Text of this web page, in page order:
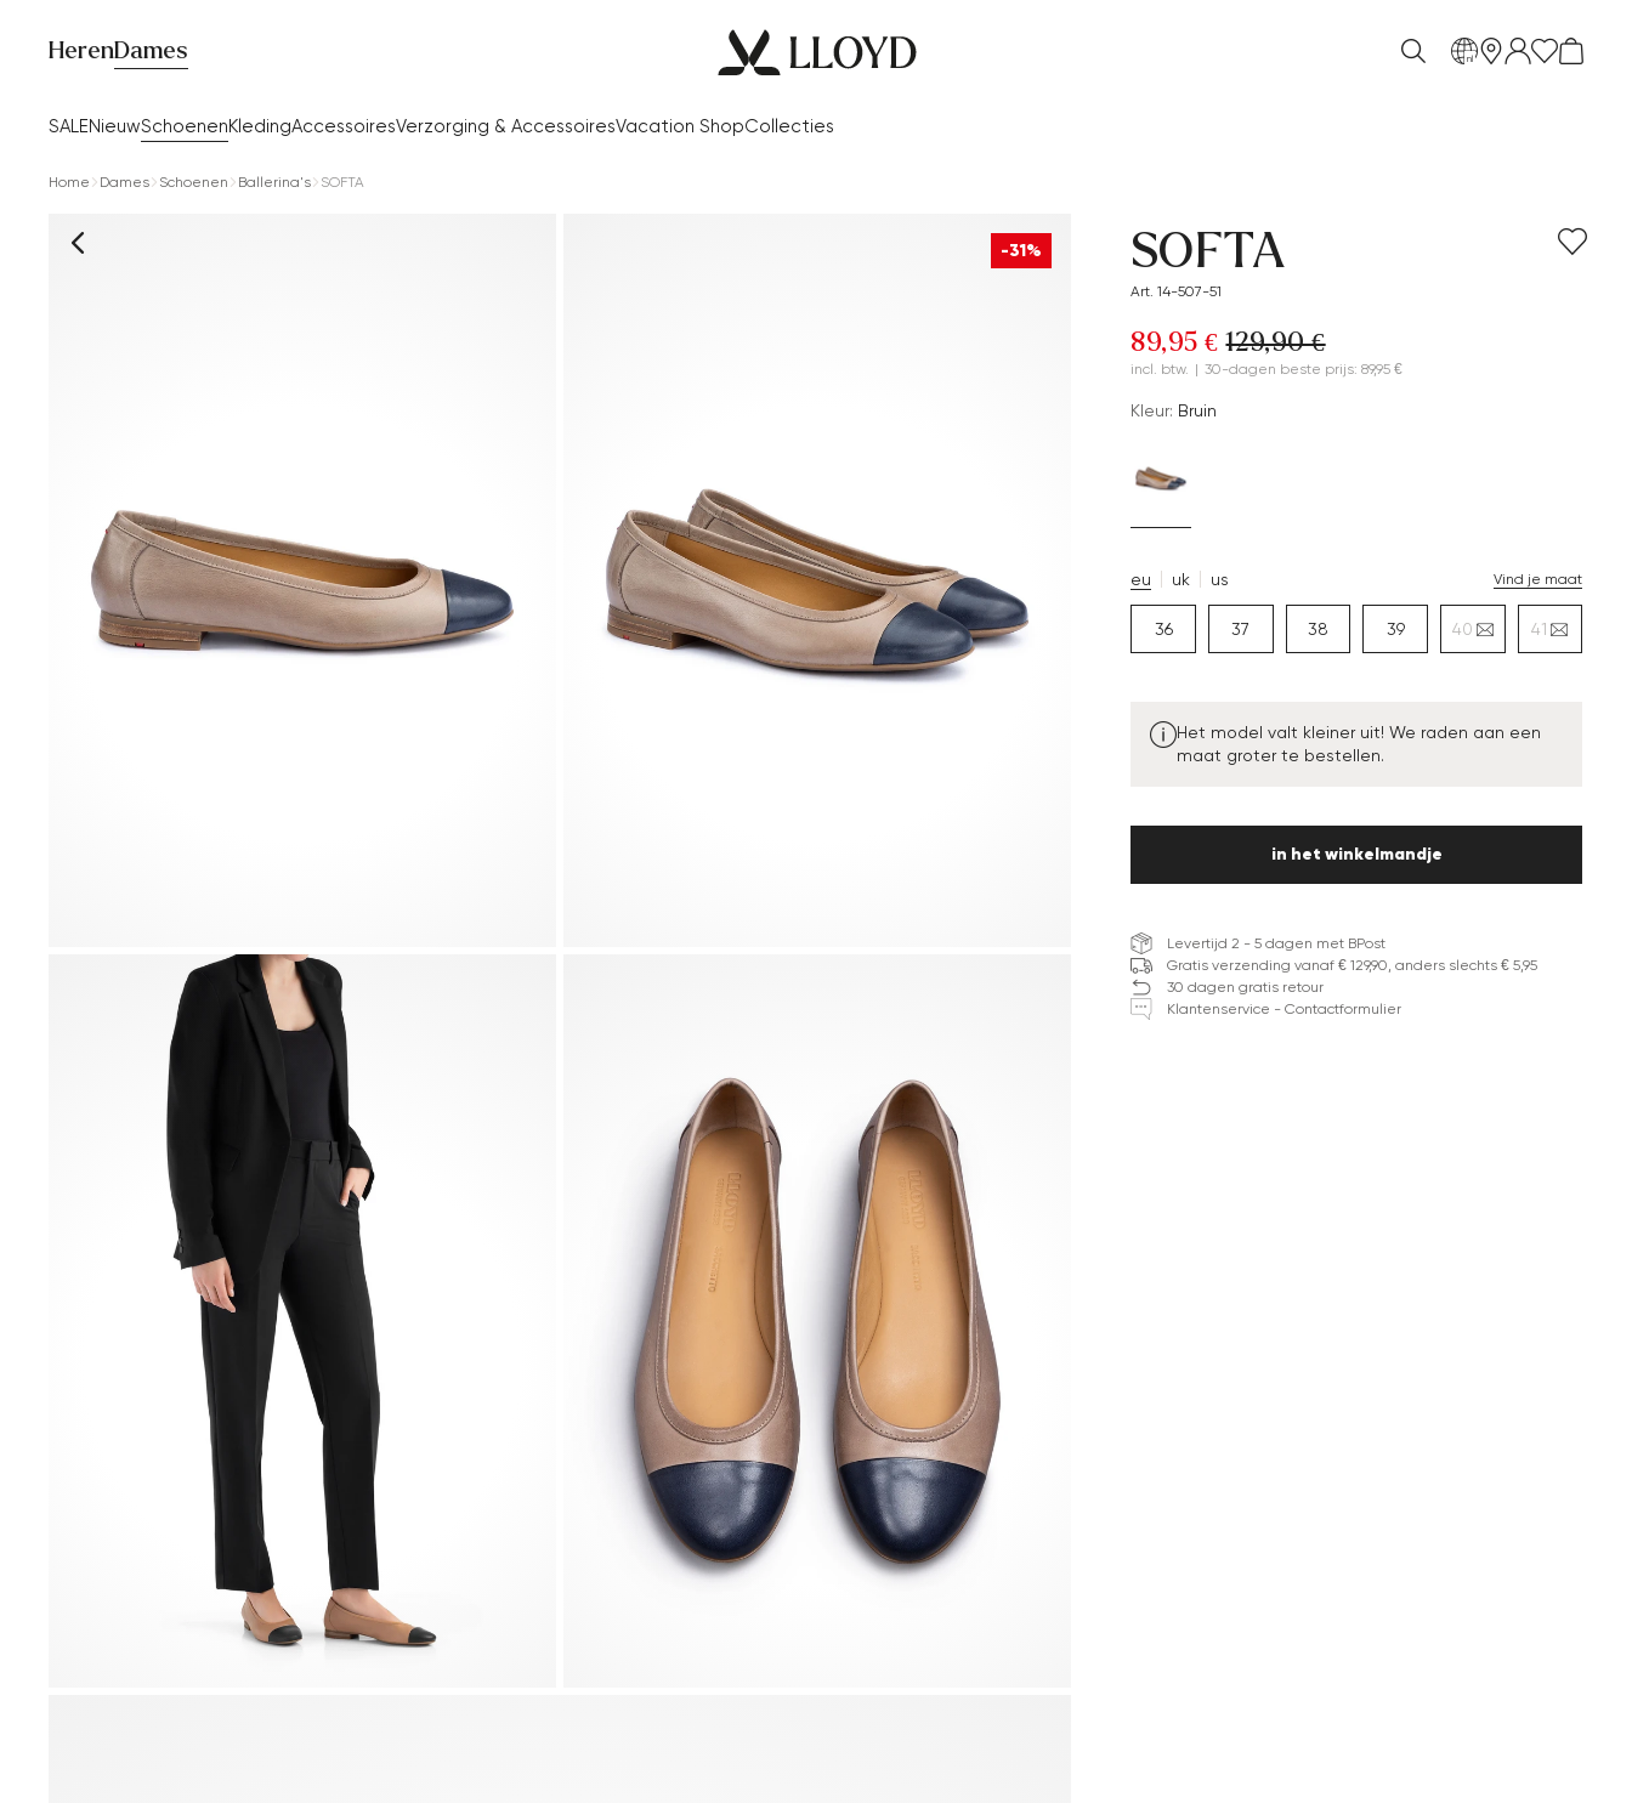
HerenDames
SALENieuwSchoenenKledingAccessoiresVerzorging & AccessoiresVacation ShopCollecties
nl
Home Dames Schoenen Ballerina's SOFTA
-31% SOFTA
Art. 14-507-51
89,95 € 129,90 €
incl. btw. | 30-dagen beste prijs: 89,95 €
Kleur: Bruin
eu uk us Vind je maat
36 37 38 39 40 41
Het model valt kleiner uit! We raden aan een
maat groter te bestellen.
in het winkelmandje
Levertijd 2 - 5 dagen met BPost
Gratis verzending vanaf € 129,90, anders slechts € 5,95
30 dagen gratis retour
Klantenservice - Contactformulier